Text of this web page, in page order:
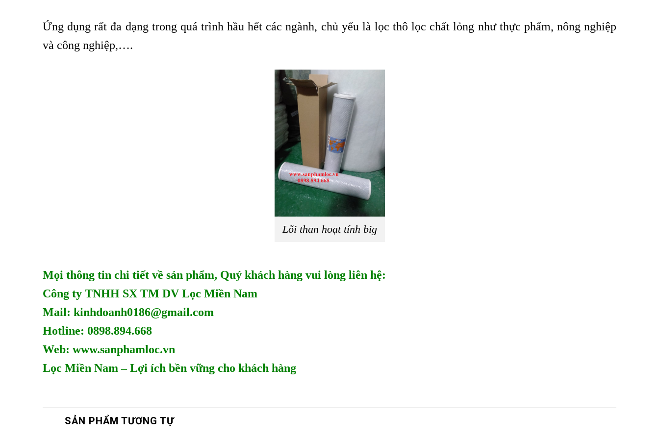
Ứng dụng rất đa dạng trong quá trình hầu hết các ngành, chủ yếu là lọc thô lọc chất lỏng như thực phẩm, nông nghiệp
và công nghiệp,….
Lõi than hoạt tính big
Mọi thông tin chi tiết về sản phẩm, Quý khách hàng vui lòng liên hệ:
Công ty TNHH SX TM DV Lọc Miền Nam
Mail: kinhdoanh0186@gmail.com
Hotline: 0898.894.668
Web: www.sanphamloc.vn
Lọc Miền Nam – Lợi ích bền vững cho khách hàng
SẢN PHẨM TƯƠNG TỰ